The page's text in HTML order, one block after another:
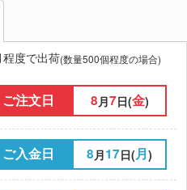
度で出荷(数量500個程度の場合)
ご注文日 8 月7日(金)
ご入金日 8 月17日(月)